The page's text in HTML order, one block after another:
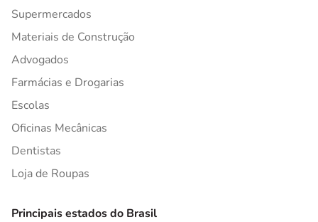
Supermercados
Materiais de Construção
Advogados
Farmácias e Drogarias
Escolas
Oficinas Mecânicas
Dentistas
Loja de Roupas
Principais estados do Brasil